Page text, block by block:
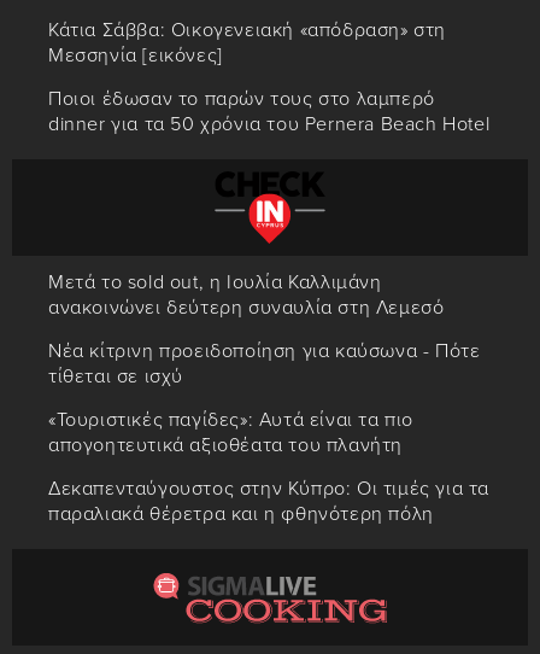
Κάτια Σάββα: Οικογενειακή «απόδραση» στη
Μεσσηνία [εικόνες]
Ποιοι έδωσαν το παρών τους στο λαμπερό
dinner για τα 50 χρόνια του Pernera Beach Hotel
Μετά το sold out, η Ιουλία Καλλιμάνη
ανακοινώνει δεύτερη συναυλία στη Λεμεσό
Νέα κίτρινη προειδοποίηση για καύσωνα - Πότε
τίθεται σε ισχύ
«Τουριστικές παγίδες»: Αυτά είναι τα πιο
απογοητευτικά αξιοθέατα του πλανήτη
Δεκαπενταύγουστος στην Κύπρο: Οι τιμές για τα
παραλιακά θέρετρα και η φθηνότερη πόλη